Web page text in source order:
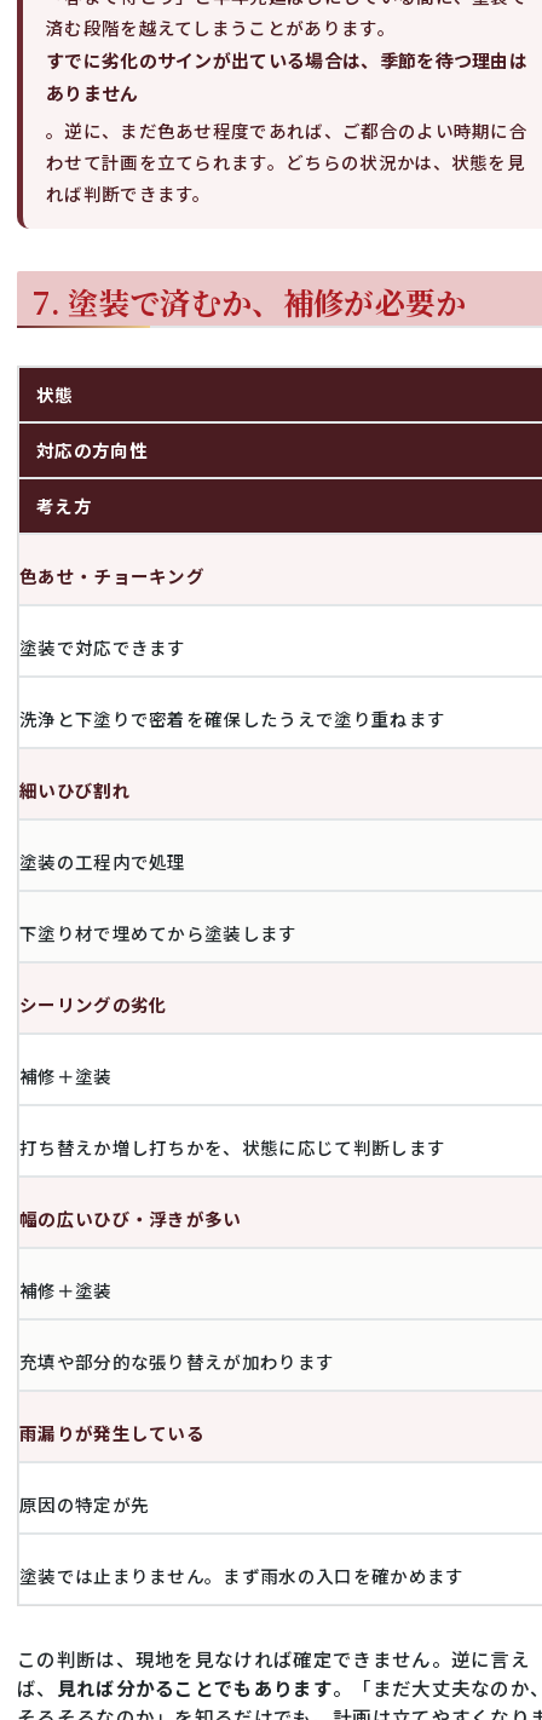
済む段階を越えてしまうことがあります。
すでに劣化のサインが出ている場合は、季節を待つ理由は
ありません
。逆に、まだ色あせ程度であれば、ご都合のよい時期に合
わせて計画を立てられます。どちらの状況かは、状態を見
れば判断できます。
7. 塗装で済むか、補修が必要か
状態
対応の方向性
考え方
色あせ・チョーキング
塗装で対応できます
洗浄と下塗りで密着を確保したうえで塗り重ねます
細いひび割れ
塗装の工程内で処理
下塗り材で埋めてから塗装します
シーリングの劣化
補修＋塗装
打ち替えか増し打ちかを、状態に応じて判断します
幅の広いひび・浮きが多い
補修＋塗装
充填や部分的な張り替えが加わります
雨漏りが発生している
原因の特定が先
塗装では止まりません。まず雨水の入口を確かめます
この判断は、現地を見なければ確定できません。逆に言え
ば、
見れば分かることでもあります。「まだ大丈夫なのか